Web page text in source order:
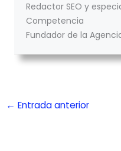
Redactor SEO y
Competencia
Fundador de la
← Entrada anterior